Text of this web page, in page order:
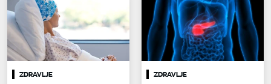
ZDRAVLJE ZDRAVLJE